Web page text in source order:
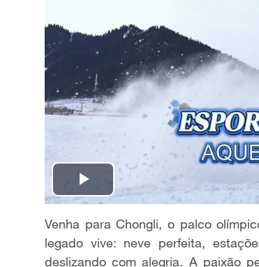
P
l
a
Venha para Chongli, o palco
legado vive: neve perfeita,
deslizando com alegria. A paixão